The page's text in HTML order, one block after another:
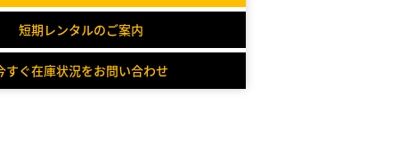
短期レンタルのご案内
すぐ在庫状況をお問い合わせ